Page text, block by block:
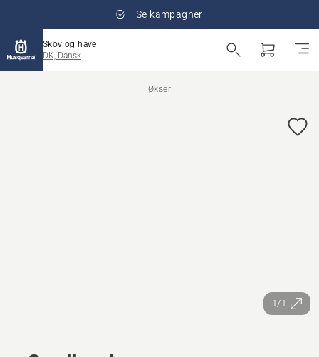
Se kampagner
Skov og have
DK, Dansk
Økser
1/1